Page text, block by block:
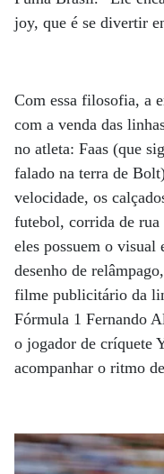
joy, que é se divertir
Com essa filosofia, a
com a venda das
no atleta: Faas (que
falado na terra de
velocidade, os
futebol, corrida de
eles possuem o visual
desenho de
filme publicitário da
Fórmula 1 Fernando
o jogador de críquete
acompanhar o ritmo